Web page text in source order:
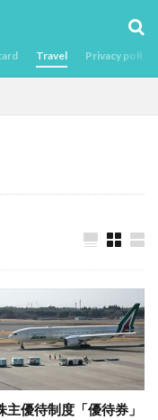
Travel Privacy policy
主優待制度「優待券」